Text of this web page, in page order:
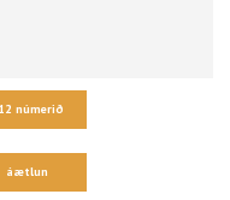
númerið
áætlun